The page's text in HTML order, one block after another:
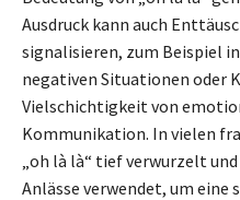
Ausdruck kann auch
signalisieren, zum Beispiel
negativen Situationen oder
Vielschichtigkeit von
Kommunikation. In vielen
„oh là là“ tief verwurzelt
Anlässe verwendet, um